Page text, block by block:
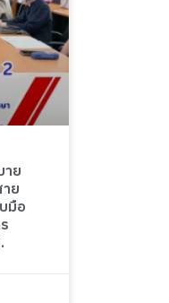
าย
ย
มือ